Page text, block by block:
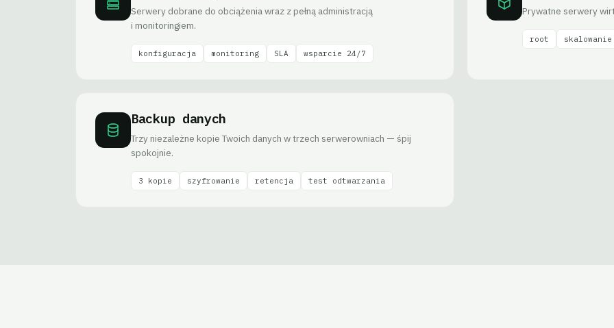
Serwery dobrane do obciążenia wraz z pełną administracją
i monitoringiem.
konfiguracja monitoring SLA wsparcie 24/7
Prywatne serwery
root skalowanie
Backup danych
Trzy niezależne kopie Twoich danych w trzech serwerowniach — śpij
spokojnie.
3 kopie szyfrowanie retencja test odtwarzania